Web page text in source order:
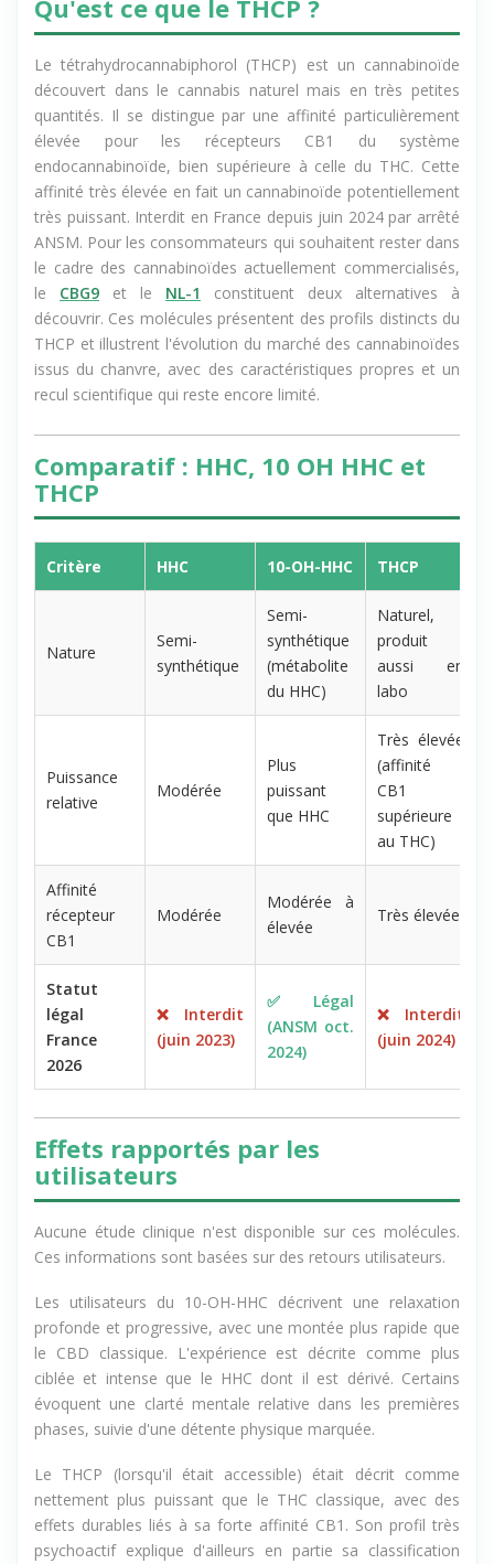
Qu'est ce que le THCP ?
Le tétrahydrocannabiphorol (THCP) est un cannabinoïde
découvert dans le cannabis naturel mais en très petites
quantités. Il se distingue par une affinité particulièrement
élevée pour les récepteurs CB1 du système
endocannabinoïde, bien supérieure à celle du THC. Cette
affinité très élevée en fait un cannabinoïde potentiellement
très puissant. Interdit en France depuis juin 2024 par arrêté
ANSM. Pour les consommateurs qui souhaitent rester dans
le cadre des cannabinoïdes actuellement commercialisés,
le CBG9 et le NL-1
constituent deux alternatives à
découvrir. Ces molécules présentent des profils distincts du
THCP et illustrent l'évolution du marché des cannabinoïdes
issus du chanvre, avec des caractéristiques propres et un
recul scientifique qui reste encore limité.
Comparatif : HHC, 10 OH HHC et
THCP
Critère HHC 10-OH-HHC THCP
Nature
Semi-
synthétique
Semi-
synthétique
(métabolite
du HHC)
Naturel,
produit
aussi en
labo
Puissance
relative
Modérée
Plus
puissant
que HHC
Très élevée
(affinité
CB1
supérieure
au THC)
Affinité
récepteur
CB1
Modérée
Modérée à
élevée
Très élevée
Statut
légal
France
2026
❌ Interdit
(juin 2023)
✅ Légal
(ANSM oct.
2024)
❌ Interdit
(juin 2024)
Effets rapportés par les
utilisateurs
Aucune étude clinique n'est disponible sur ces molécules.
Ces informations sont basées sur des retours utilisateurs.
Les utilisateurs du 10-OH-HHC décrivent une relaxation
profonde et progressive, avec une montée plus rapide que
le CBD classique. L'expérience est décrite comme plus
ciblée et intense que le HHC dont il est dérivé. Certains
évoquent une clarté mentale relative dans les premières
phases, suivie d'une détente physique marquée.
Le THCP (lorsqu'il était accessible) était décrit comme
nettement plus puissant que le THC classique, avec des
effets durables liés à sa forte affinité CB1. Son profil très
psychoactif explique d'ailleurs en partie sa classification